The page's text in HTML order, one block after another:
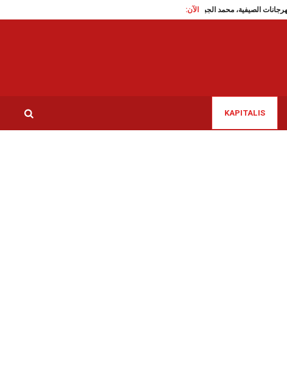
الآن:
تغييبه في المهرجانات الصيفية، محمد الجبالي يعرب عن غضبه (فيديو)
KAPITALIS